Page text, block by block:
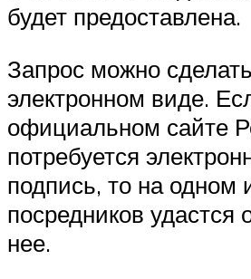
будет предоставлена.
Запрос можно
электронном виде.
официальном сайте
потребуется
подпись, то на одном
посредников удастся
нее.